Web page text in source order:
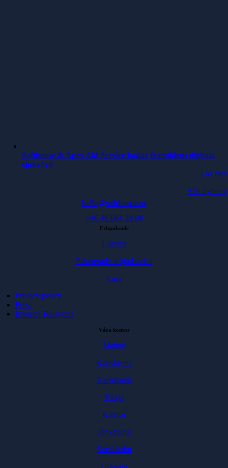
Softhouse & Apex Aid Service kodar framtidens digitala
sjukvård
Läs mer
Alla nyheter
hello@softhouse.se
+46 40 664 39 00
Erbjudande
Tjänster
Paketerade erbjudanden
Case
Privacy policy
Press
Investor Relations
Våra kontor
Malmö
Karlskrona
Karlshamn
Växjö
Kalmar
Jönköping
Stockholm
Uppsala